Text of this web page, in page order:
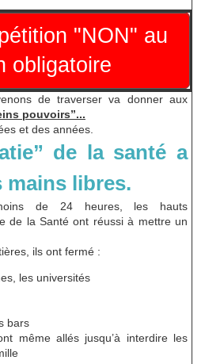
"NON" au
obligatoire
de traverser va donner aux
pouvoirs”...
et des années.
de la santé a
mains libres.
de 24 heures, les hauts
de la Santé ont réussi à mettre un
ils ont fermé :
les universités
bars
même allés jusqu’à interdire les